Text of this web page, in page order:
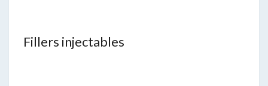
Fillers injectables